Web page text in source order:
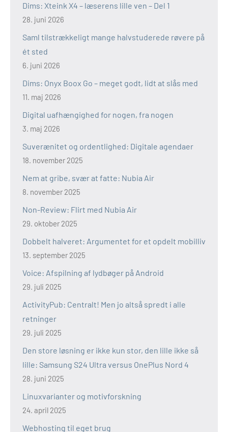
Dims: Xteink X4 – læserens lille ven – Del 1
28. juni 2026
Saml tilstrækkeligt mange halvstuderede røvere på
ét sted
6. juni 2026
Dims: Onyx Boox Go – meget godt, lidt at slås med
11. maj 2026
Digital uafhængighed for nogen, fra nogen
3. maj 2026
Suverænitet og ordentlighed: Digitale agendaer
18. november 2025
Nem at gribe, svær at fatte: Nubia Air
8. november 2025
Non-Review: Flirt med Nubia Air
29. oktober 2025
Dobbelt halveret: Argumentet for et opdelt mobilliv
13. september 2025
Voice: Afspilning af lydbøger på Android
29. juli 2025
ActivityPub: Centralt! Men jo altså spredt i alle
retninger
29. juli 2025
Den store løsning er ikke kun stor, den lille ikke så
lille: Samsung S24 Ultra versus OnePlus Nord 4
28. juni 2025
Linuxvarianter og motivforskning
24. april 2025
Webhosting til eget brug